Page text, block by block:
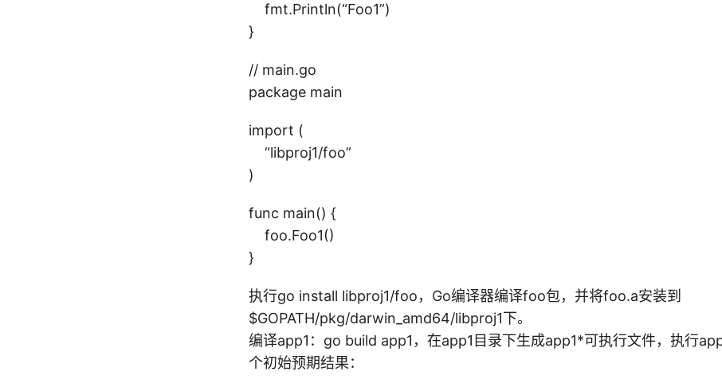
fmt.Println(“Foo1”)
}
// main.go
package main
import (
“libproj1/foo”
)
func main() {
foo.Foo1()
}
执行go install libproj1/foo，Go编译器编译foo包，并将foo.a安装到
$GOPATH/pkg/darwin_amd64/libproj1下。
编译app1：go build app1，在app1目录下生成app1*可执行文件，执行
个初始预期结果：